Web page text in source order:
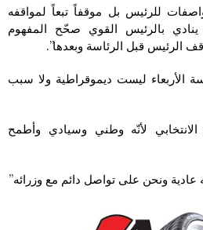
للرئيس بل موقفاً تبعاً لمواقفه
بالرئيس القوي صحّح المفهوم
الرئيس قبل الرئاسة وبعدها”.
الأربعاء ليست ديموقراطية ولا سبب
لأنّه وطني وسيادي وأطمح
ونحن على تواصل دائم مع وزرائه”